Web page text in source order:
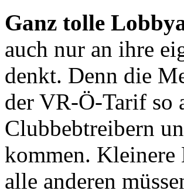
Ganz tolle
auch nur an ihre
denkt. Denn die
der VR-Ö-Tarif so
Clubbebtreibern
kommen. Kleinere
alle anderen